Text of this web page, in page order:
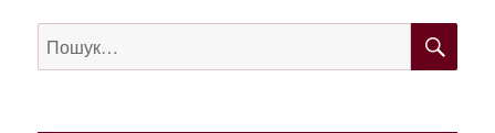
Пошук
за